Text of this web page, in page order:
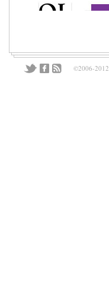
©2006-